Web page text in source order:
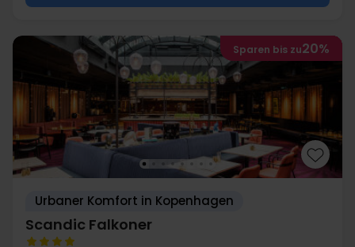
Sparen bis zu20%
Urbaner Komfort in Kopenhagen
Scandic Falkoner